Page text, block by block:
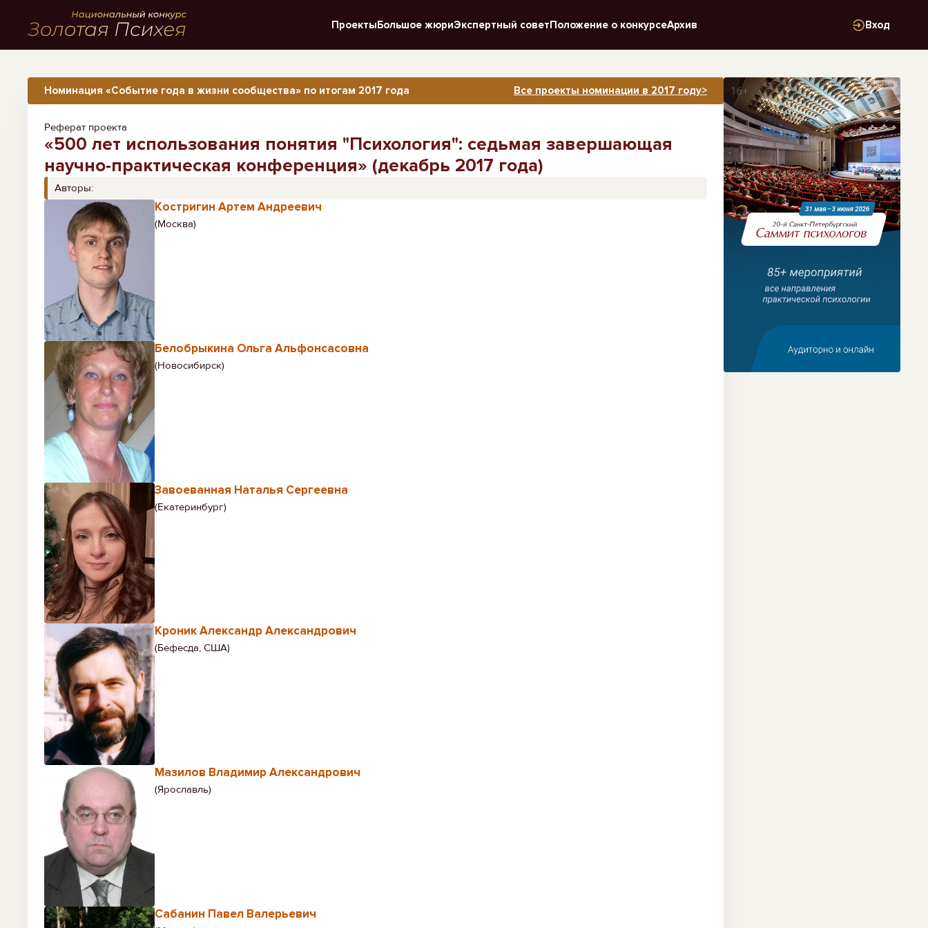
Вход
ПроектыБольшое жюриЭкспертный советПоложение о конкурсеАрхив
Номинация «Событие года в жизни сообщества» по итогам 2017 года Все проекты номинации в 2017 году>
Реферат проекта
«500 лет использования понятия "Психология": седьмая завершающая
научно-практическая конференция» (декабрь 2017 года)
Авторы:
Костригин Артем Андреевич
(Москва)
Белобрыкина Ольга Альфонсасовна
(Новосибирск)
Завоеванная Наталья Сергеевна
(Екатеринбург)
Кроник Александр Александрович
(Бефесда, США)
Мазилов Владимир Александрович
(Ярославль)
Сабанин Павел Валерьевич
Реклама